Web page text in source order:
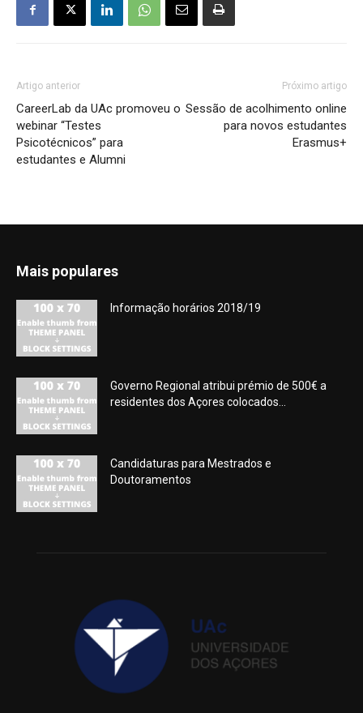
Artigo anterior
CareerLab da UAc promoveu o
webinar “Testes
Psicotécnicos” para
estudantes e Alumni
Próximo artigo
Sessão de acolhimento online
para novos estudantes
Erasmus+
Mais populares
Informação horários 2018/19
Governo Regional atribui prémio de 500€ a
residentes dos Açores colocados...
Candidaturas para Mestrados e
Doutoramentos